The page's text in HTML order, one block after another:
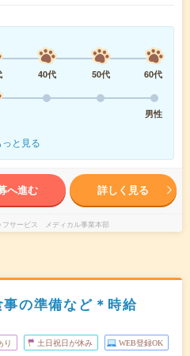
40代 50代
60代
男性
っと見る
へ進む 詳しく見る
フサービス メディカル事業本部
の準備など＊時給
り 土日祝日が休み WEB登録OK